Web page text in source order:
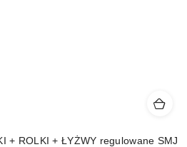
+ ROLKI + ŁYŻWY regulowane SMJ